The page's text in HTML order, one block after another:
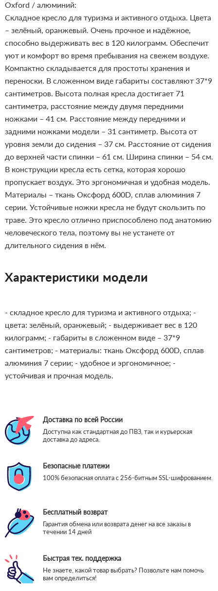
Oxford / алюминий:
Складное кресло для туризма и активного отдыха. Цвета
– зелёный, оранжевый. Очень прочное и надёжное,
способно выдерживать вес в 120 килограмм. Обеспечит
уют и комфорт во время пребывания на свежем воздухе.
Компактно складывается для простоты хранения и
переноски. В сложенном виде габариты составляют 37*9
сантиметров. Высота полная кресла достигает 71
сантиметра, расстояние между двумя передними
ножками – 41 см. Расстояние между передними и
задними ножками модели – 31 сантиметр. Высота от
уровня земли до сидения – 37 см. Расстояние от сидения
до верхней части спинки – 61 см. Ширина спинки – 54 см.
В конструкции кресла есть сетка, которая хорошо
пропускает воздух. Это эргономичная и удобная модель.
Материалы – ткань Оксфорд 600D, сплав алюминия 7
серии. Устойчивые ножки кресла не будут скользить по
траве. Это кресло отлично приспособлено под анатомию
человеческого тела, поэтому вы не устанете от
длительного сидения в нём.
Характеристики модели
- складное кресло для туризма и активного отдыха; -
цвета: зелёный, оранжевый; - выдерживает вес в 120
килограмм; - габариты в сложенном виде – 37*9
сантиметров; - материалы: ткань Оксфорд 600D, сплав
алюминия 7 серии; - удобное и эргономичное; -
устойчивая и прочная модель.
Доставка по всей России
Доступна как стандартная до ПВЗ, так и курьерская
доставка до адреса.
Безопасные платежи
100% безопасная оплата с 256-битным SSL-шифрованием.
Бесплатный возврат
Гарантия обмена или возврата денег на все заказы в
течении 14 дней
Быстрая тех. поддержка
Не знаете, какой товар выбрать? Позвольте нам помочь
вам определиться!